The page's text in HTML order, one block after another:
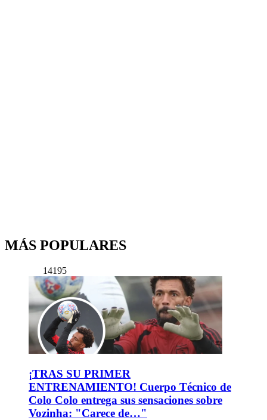
MÁS POPULARES
14195
¡TRAS SU PRIMER
ENTRENAMIENTO! Cuerpo Técnico de
Colo Colo entrega sus sensaciones sobre
Vozinha: "Carece de…"